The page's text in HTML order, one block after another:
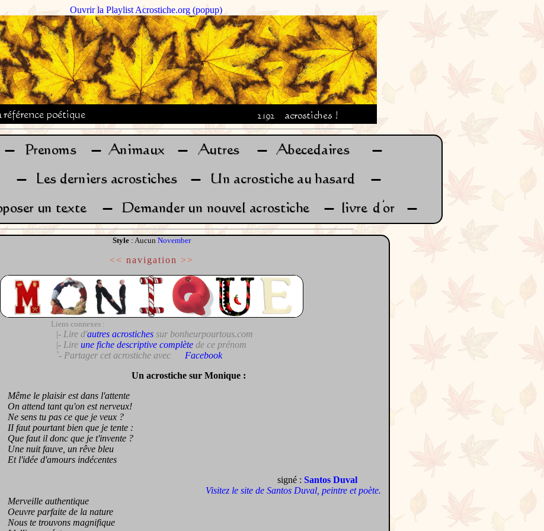
Ouvrir la Playlist Acrostiche.org (popup)
Style : Aucun November
<< navigation >>
Liens connexes :
|- Lire d'autres acrostichessur bonheurpourtous.com
|- Lire une fiche descriptive complètede ce prénom
`- Partager cet acrostiche avec
Facebook
Un acrostiche sur Monique :
Même le plaisir est dans l'attente
On attend tant qu'on est nerveux!
Ne sens tu pas ce que je veux ?
II faut pourtant bien que je tente :
Que faut il donc que je t'invente ?
Une nuit fauve, un rêve bleu
Et l'idée d'amours indécentes
signé : Santos Duval
Visitez le site de Santos Duval, peintre et poète.
Merveille authentique
Oeuvre parfaite de la nature
Nous te trouvons magnifique